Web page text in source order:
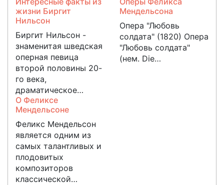
жизни Биргит
Нильсон
Биргит Нильсон -
знаменитая шведская
оперная певица
второй половины 20-
го века,
драматическое…
Мендельсона
Опера "Любовь
солдата" (1820) Опера
"Любовь солдата"
(нем. Die…
О Феликсе
Мендельсоне
Феликс Мендельсон
является одним из
самых талантливых и
плодовитых
композиторов
классической…